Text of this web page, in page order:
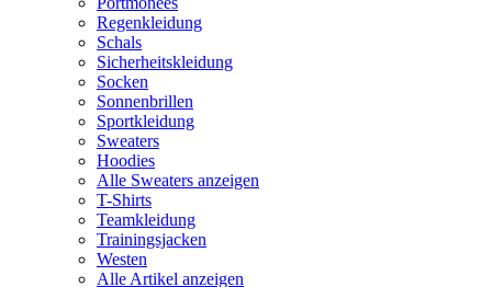
Regenkleidung
Schals
Sicherheitskleidung
Socken
Sonnenbrillen
Sportkleidung
Sweaters
Hoodies
Alle Sweaters anzeigen
T-Shirts
Teamkleidung
Trainingsjacken
Westen
Alle Artikel anzeigen